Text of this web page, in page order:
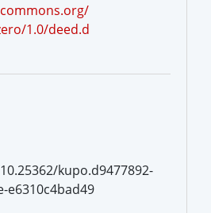
1.0/deed.d
kupo.d9477892-
e6310c4bad49